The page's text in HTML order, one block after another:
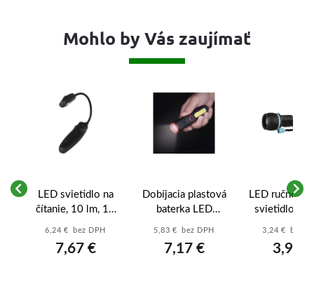
Mohlo by Vás zaujímať
LED svietidlo na
čítanie, 10 lm, 1×
AAA - P3400
6,24 € bez DPH
7,67 €
Dobíjacia plastová
baterka LED
P4720, 120 lm, 10
P4720
5,83 € bez DPH
7,17 €
LED ručné
svietidlo
20 lm, 2×
3,24 € bez
3,98 €